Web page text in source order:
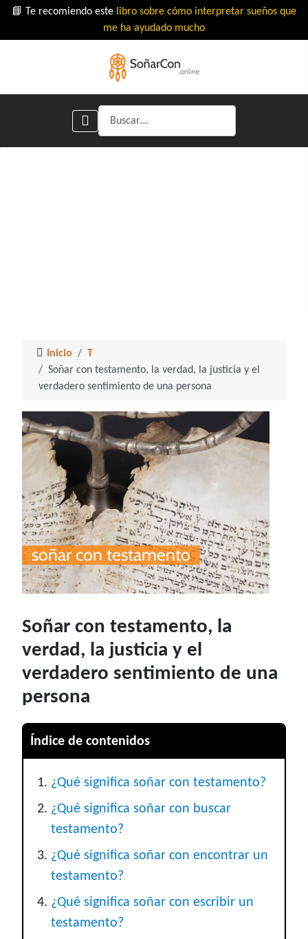
📘 Te recomiendo este libro sobre cómo interpretar sueños que
me ha ayudado mucho
Buscar
Inicio
T
Soñar con testamento, la verdad, la justicia y el
verdadero sentimiento de una persona
Soñar con testamento, la
verdad, la justicia y el
verdadero sentimiento de una
persona
Índice de contenidos
¿Qué significa soñar con testamento?
¿Qué significa soñar con buscar
testamento?
¿Qué significa soñar con encontrar un
testamento?
¿Qué significa soñar con escribir un
testamento?